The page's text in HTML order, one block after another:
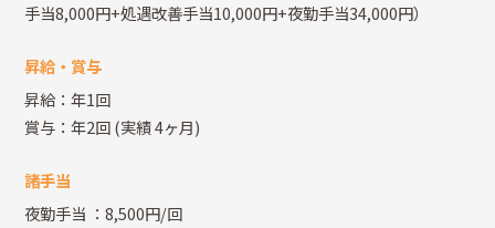
手当8,000円+処遇改善手当10,000円+夜勤手当34,000円）
昇給・賞与
昇給：年1回
賞与：年2回(実績 4ヶ月)
諸手当
夜勤手当 ：8,500円/回